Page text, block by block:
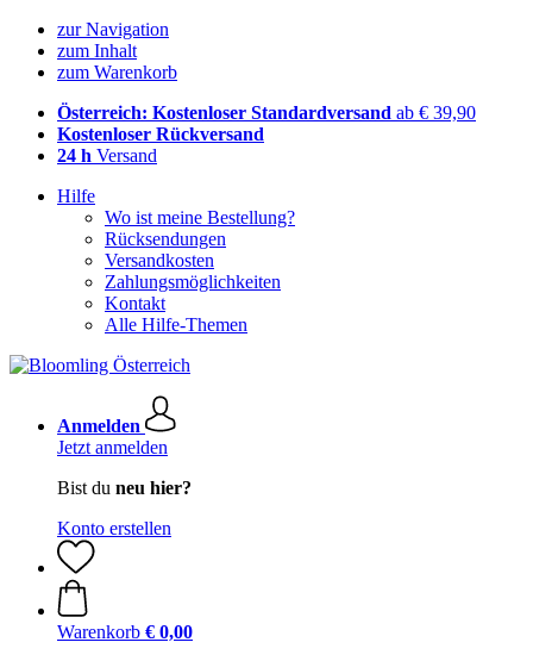
zur Navigation
zum Inhalt
zum Warenkorb
Österreich: Kostenloser Standardversand ab € 39,90
Kostenloser Rückversand
24 h Versand
Hilfe
Wo ist meine Bestellung?
Rücksendungen
Versandkosten
Zahlungsmöglichkeiten
Kontakt
Alle Hilfe-Themen
Anmelden
Jetzt anmelden
Bist du neu hier?
Konto erstellen
Warenkorb € 0,00